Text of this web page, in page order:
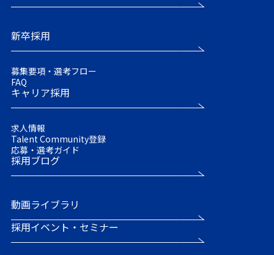
新卒採用
募集要項・選考フロー
FAQ
キャリア採用
求人情報
Talent Community登録
応募・選考ガイド
採用ブログ
動画ライブラリ
採用イベント・セミナー